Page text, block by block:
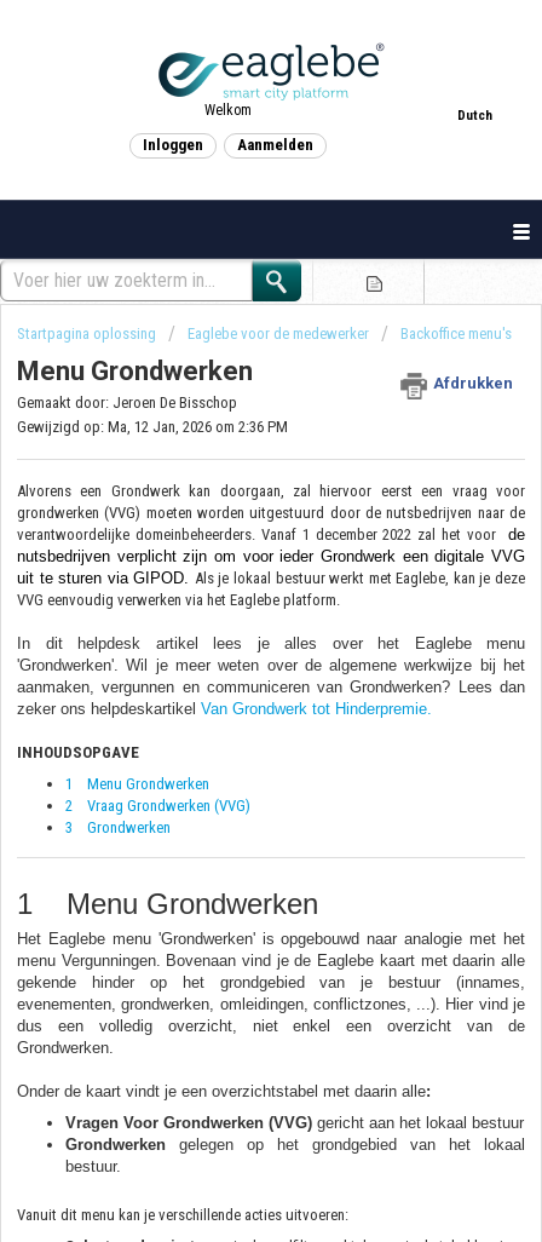
Dutch
Welkom
Inloggen Aanmelden
Startpagina oplossing Eaglebe voor de medewerker Backoffice menu's
Menu Grondwerken
Afdrukken
Gemaakt door: Jeroen De Bisschop
Gewijzigd op: Ma, 12 Jan, 2026 om 2:36 PM
Alvorens een Grondwerk kan doorgaan, zal hiervoor eerst een vraag voor
grondwerken (VVG) moeten worden uitgestuurd door de nutsbedrijven naar de
verantwoordelijke domeinbeheerders. Vanaf 1 december 2022 zal het voor de
nutsbedrijven verplicht zijn om voor ieder Grondwerk een digitale VVG
uit te sturen via GIPOD. Als je lokaal bestuur werkt met Eaglebe, kan je deze
VVG eenvoudig verwerken via het Eaglebe platform.
In dit helpdesk artikel lees je alles over het Eaglebe menu
'Grondwerken'. Wil je meer weten over de algemene werkwijze bij het
aanmaken, vergunnen en communiceren van Grondwerken? Lees dan
zeker ons helpdeskartikel Van Grondwerk tot Hinderpremie.
INHOUDSOPGAVE
1 Menu Grondwerken
2 Vraag Grondwerken (VVG)
3 Grondwerken
1 Menu Grondwerken
Het Eaglebe menu 'Grondwerken' is opgebouwd naar analogie met het
menu Vergunningen. Bovenaan vind je de Eaglebe kaart met daarin alle
gekende hinder op het grondgebied van je bestuur (innames,
evenementen, grondwerken, omleidingen, conflictzones, ...). Hier vind je
dus een volledig overzicht, niet enkel een overzicht van de
Grondwerken.
Onder de kaart vindt je een overzichtstabel met daarin alle:
Vragen Voor Grondwerken (VVG) gericht aan het lokaal bestuur
Grondwerken gelegen op het grondgebied van het lokaal
bestuur.
Vanuit dit menu kan je verschillende acties uitvoeren: